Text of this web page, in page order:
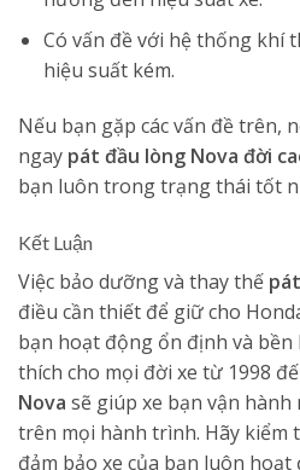
Có vấn đề với hệ thống khí
hiệu suất kém.
Nếu bạn gặp các vấn đề trên,
ngay pát đầu lòng Nova đời
bạn luôn trong trạng thái tốt
Kết Luận
Việc bảo dưỡng và thay thế
điều cần thiết để giữ cho
bạn hoạt động ổn định và
thích cho mọi đời xe từ 1998
Nova sẽ giúp xe bạn vận hành
trên mọi hành trình. Hãy kiểm
đảm bảo xe của bạn luôn